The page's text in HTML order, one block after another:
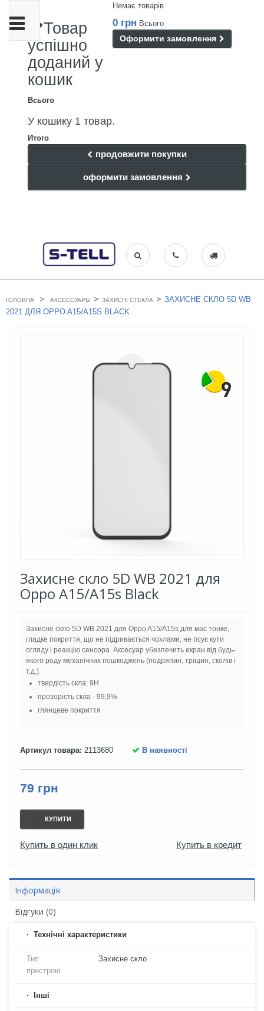
Немає товарів
0 грн Всього
Оформити замовлення
Товар
успішно
доданий у
кошик
Всього
У кошику 1 товар.
Итого
продовжити покупки
оформити замовлення
Toggle
navigation
ГОЛОВНА > АКСЕССУАРЫ > ЗАХИСНІ СТЕКЛА > ЗАХИСНЕ СКЛО 5D WB
2021 ДЛЯ OPPO A15/A15S BLACK
Захисне скло 5D WB 2021 для
Oppo A15/A15s Black
Захисне скло 5D WB 2021 для Oppo A15/A15s для має тонке,
гладке покриття, що не підривається чохлами, не псує кути
огляду і реакцію сенсора. Аксесуар убезпечить екран від будь-
якого роду механічних пошкоджень (подряпин, тріщин, сколів і
т.д.).
твердість скла: 9H
прозорість скла - 99,9%
глянцеве покриття
Артикул товара: 2113680 В наявності
79 грн
КУПИТИ
Купить в один клик Купить в кредит
Інформація
Відгуки (0)
Технічні характеристики
Тип
пристрою
Захисне скло
Iнші